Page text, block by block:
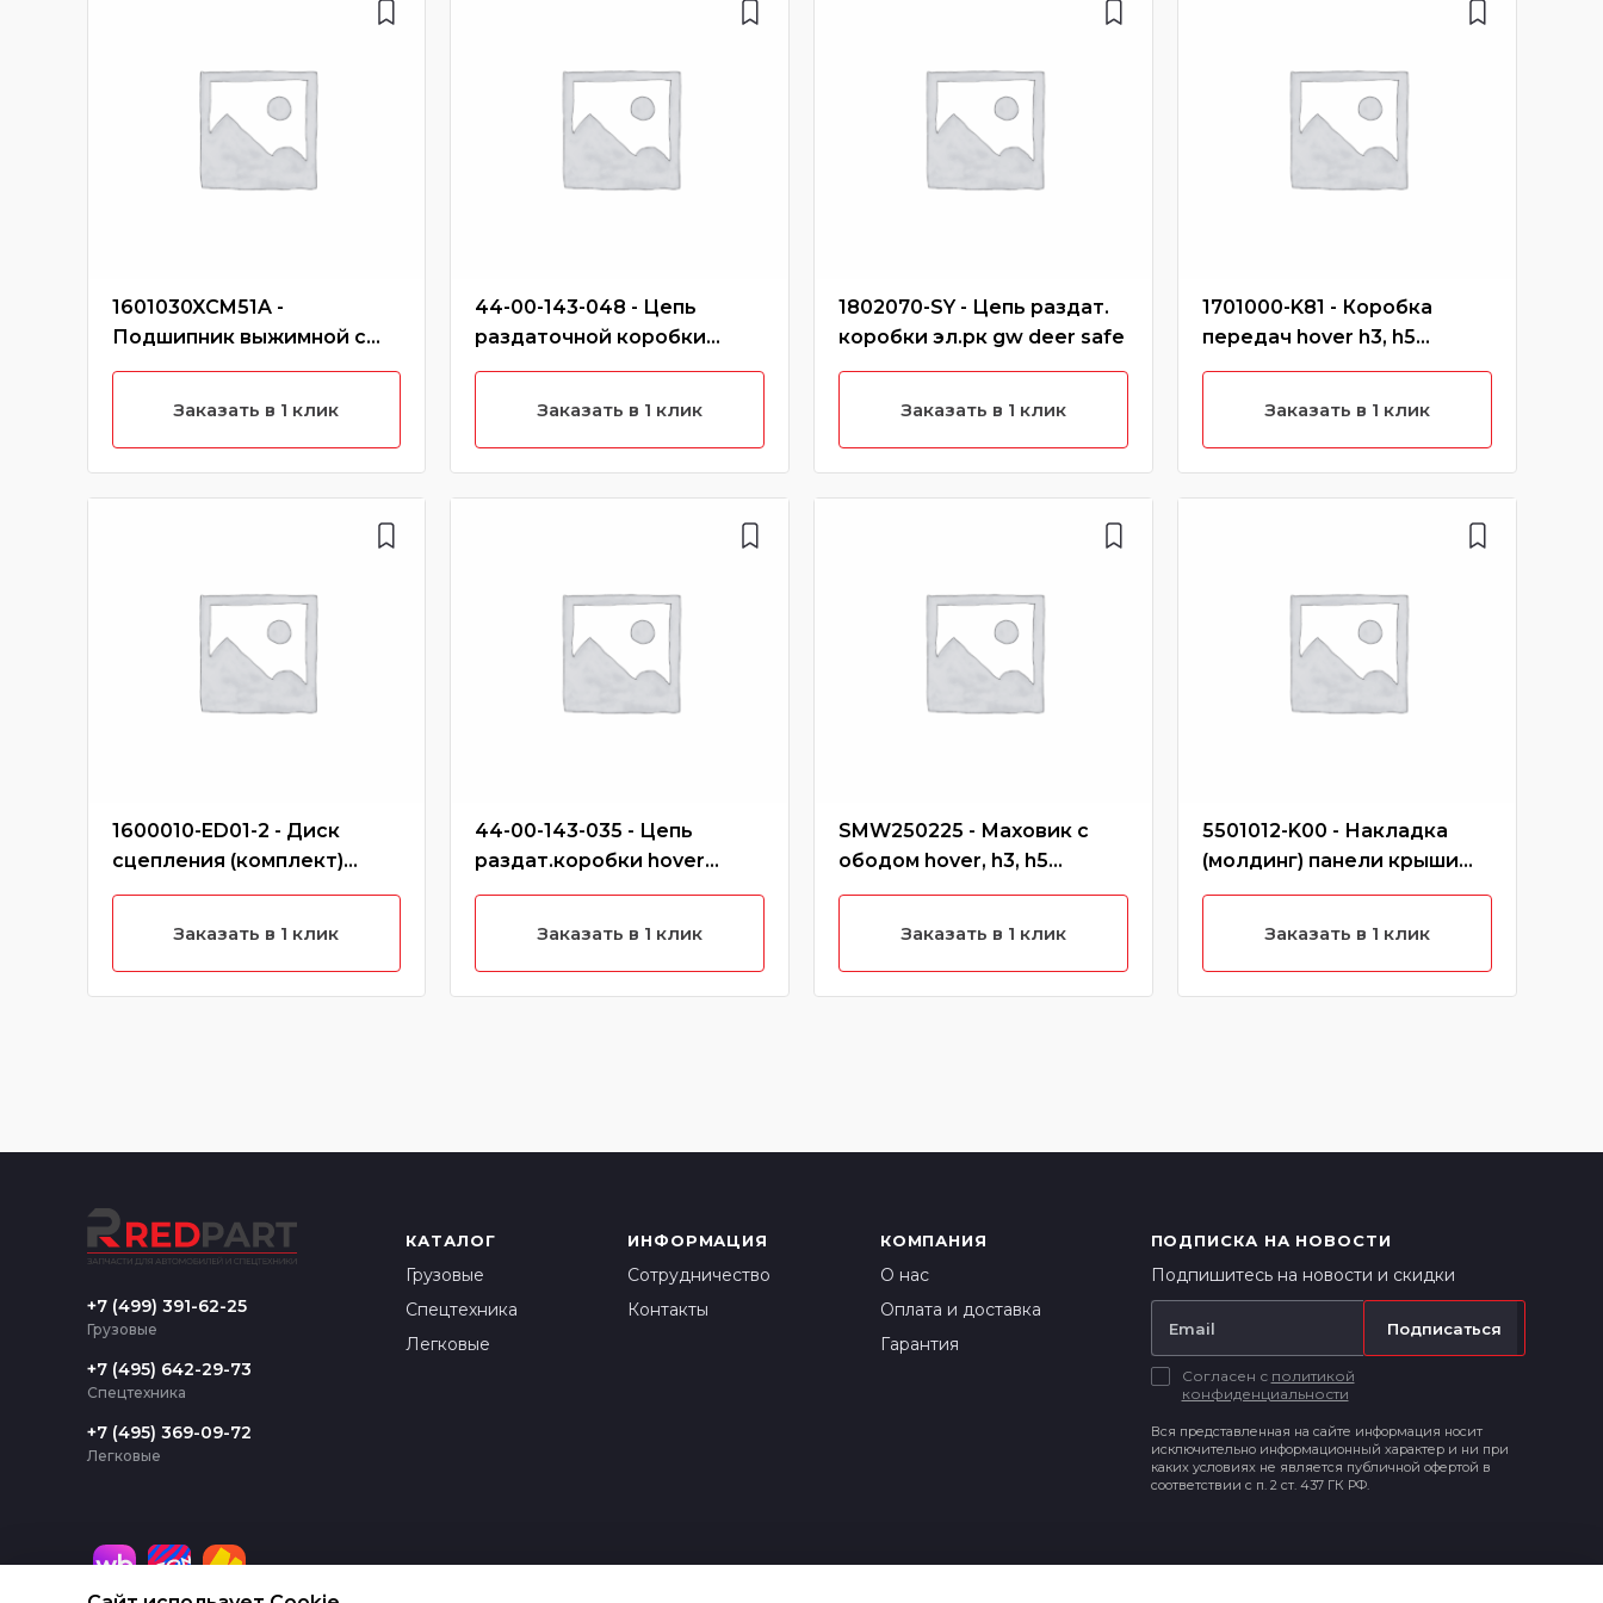
1601030XCM51A -
Подшипник выжимной с
муфтой hover h6 (дизель)
Заказать в 1 клик
1600010-ED01-2 - Диск
сцепления (комплект)
ведомый,нажимной hover
Заказать в 1 клик
44-00-143-048 - Цепь
раздаточной коробки
hover h3 new, h5 (бензин)
Заказать в 1 клик
44-00-143-035 - Цепь
раздат.коробки hover
(дизель), safe
Заказать в 1 клик
1802070-SY - Цепь раздат.
коробки эл.рк gw deer safe
Заказать в 1 клик
SMW250225 - Маховик с
ободом hover, h3, h5
(бензин)
Заказать в 1 клик
1701000-K81 - Коробка
передач hover h3, h5
(новый салон)
Заказать в 1 клик
5501012-K00 - Накладка
(молдинг) панели крыши
правый короткий hover
Заказать в 1 клик
+7 (499) 391-62-25
Грузовые
+7 (495) 642-29-73
Спецтехника
+7 (495) 369-09-72
Легковые
КАТАЛОГ
Грузовые
Спецтехника
Легковые
ИНФОРМАЦИЯ
Сотрудничество
Контакты
КОМПАНИЯ
О нас
Оплата и доставка
Гарантия
ПОДПИСКА НА НОВОСТИ
Подпишитесь на новости и скидки
Подписаться
Согласен с политикой
конфиденциальности
Вся представленная на сайте информация носит
исключительно информационный характер и ни при
каких условиях не является публичной офертой в
соответствии с п. 2 ст. 437 ГК РФ.